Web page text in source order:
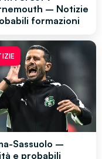
– Notizie
formazioni
Sassuolo –
e probabili